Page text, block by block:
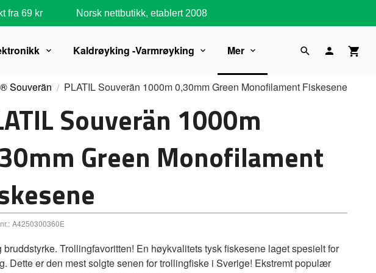
fra 69 kr Norsk nettbutikk, etablert 2008
Kaldrøyking -Varmrøyking Mer
Souverän PLATIL Souverän 1000m 0,30mm Green Monofilament Fiskesene
Souverän 1000m
Green Monofilament
A4250300360E
bruddstyrke. Trollingfavoritten! En høykvalitets tysk fiskesene laget spesielt for
Dette er den mest solgte senen for trollingfiske i Sverige! Ekstremt populær